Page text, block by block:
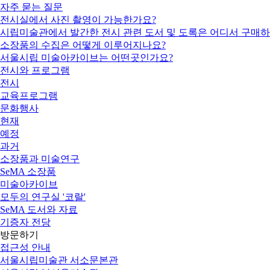
자주 묻는 질문
전시실에서 사진 촬영이 가능한가요?
시립미술관에서 발간한 전시 관련 도서 및 도록은 어디서 구매
소장품의 수집은 어떻게 이루어지나요?
서울시립 미술아카이브는 어떤곳인가요?
전시와 프로그램
전시
교육프로그램
문화행사
현재
예정
과거
소장품과 미술연구
SeMA 소장품
미술아카이브
모두의 연구실 '코랄'
SeMA 도서와 자료
기증자 전당
방문하기
접근성 안내
서울시립미술관 서소문본관